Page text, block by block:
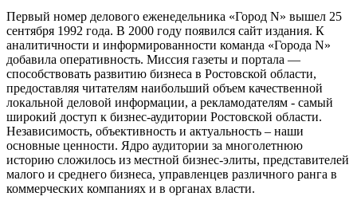
Первый номер делового еженедельника «Город N» вышел 25
сентября 1992 года. В 2000 году появился сайт издания. К
аналитичности и информированности команда «Города N»
добавила оперативность. Миссия газеты и портала —
способствовать развитию бизнеса в Ростовской области,
предоставляя читателям наибольший объем качественной
локальной деловой информации, а рекламодателям - самый
широкий доступ к бизнес-аудитории Ростовской области.
Независимость, объективность и актуальность – наши
основные ценности. Ядро аудитории за многолетнюю
историю сложилось из местной бизнес-элиты, представителей
малого и среднего бизнеса, управленцев различного ранга в
коммерческих компаниях и в органах власти.